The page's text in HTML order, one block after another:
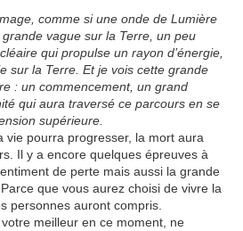
comme si une onde de Lumière
vague sur la Terre, un peu
qui propulse un rayon d’énergie,
sur la Terre. Et je vois cette grande
: un commencement, un grand
qui aura traversé ce parcours en se
supérieure.
vie pourra progresser, la mort aura
Il y a encore quelques épreuves à
de perte mais aussi la grande
que vous aurez choisi de vivre la
personnes auront compris.
meilleur en ce moment, ne